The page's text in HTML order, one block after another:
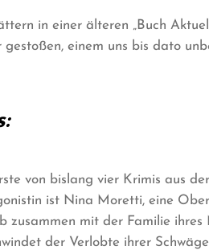
in einer älteren „Buch
einem uns bis dato
von bislang vier Krimis aus
ist Nina Moretti, eine
zusammen mit der Familie
der Verlobte ihrer